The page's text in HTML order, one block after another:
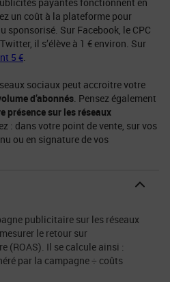
un coût à la plateforme pour
sponsorisé. Sur Facebook, le CPC
il s’élève à 1 € environ. Sur
5 €.
sociaux peut accroitre votre
d’abonnés. Pensez également
présence sur les réseaux
: dans votre point de vente, sur vos
ou en signature de vos
publicitaire sur les réseaux
le retour sur
(ROAS). Il se calcule ainsi :
par la campagne ÷ coûts